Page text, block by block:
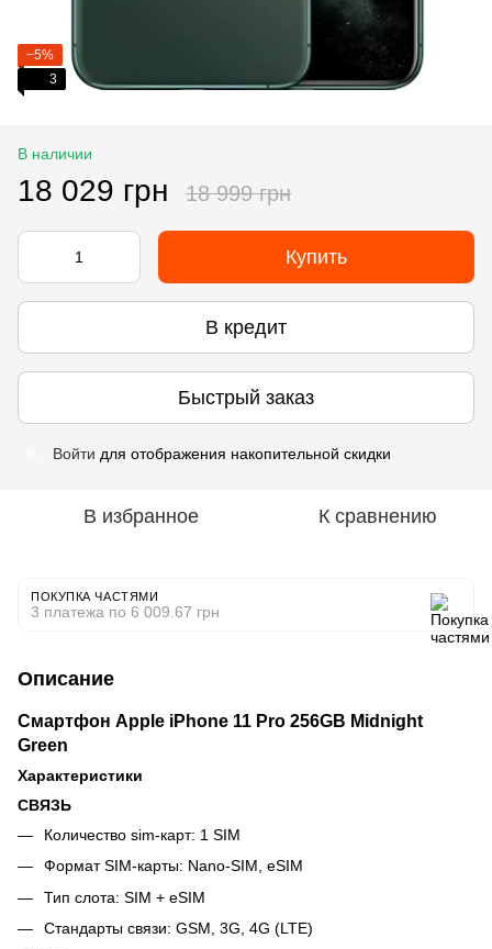
−5%
3
В наличии
18 029 грн 18 999 грн
Купить
В кредит
Быстрый заказ
Войти для отображения накопительной скидки
В избранное К сравнению
ПОКУПКА ЧАСТЯМИ
3 платежа по 6 009.67 грн
Описание
Смартфон Apple iPhone 11 Pro 256GB Midnight
Green
Характеристики
СВЯЗЬ
Количество sim-карт: 1 SIM
Формат SIM-карты: Nano-SIM, eSIM
Тип слота: SIM + eSIM
Стандарты связи: GSM, 3G, 4G (LTE)